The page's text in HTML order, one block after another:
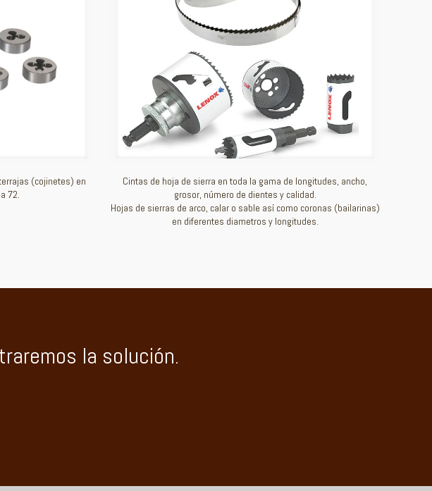
(cojinetes) en
72.
Cintas de hoja de sierra en toda la gama de longitudes, ancho,
grosor, número de dientes y calidad.
Hojas de sierras de arco, calar o sable así como coronas (bailarinas)
en diferentes diametros y longitudes.
la solución.